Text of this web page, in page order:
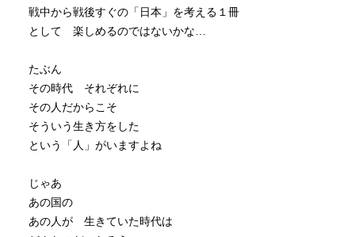
戦中から戦後すぐの「日本」を考える１冊
として 楽しめるのではないかな…
たぶん
その時代 それぞれに
その人だからこそ
そういう生き方をした
という「人」がいますよね
じゃあ
あの国の
あの人が 生きていた時代は